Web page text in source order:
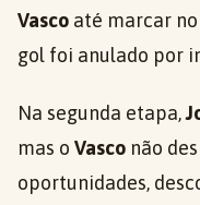
Vasco até marcar
gol foi anulado por
Na segunda etapa,
mas o Vasco não
oportunidades,